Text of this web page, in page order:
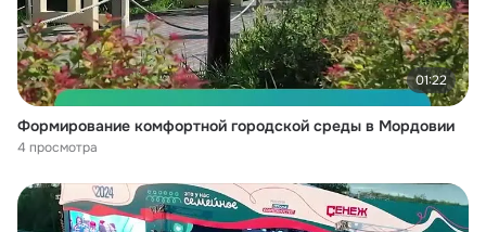
01:22
Формирование комфортной городской среды в Мордовии
4 просмотра